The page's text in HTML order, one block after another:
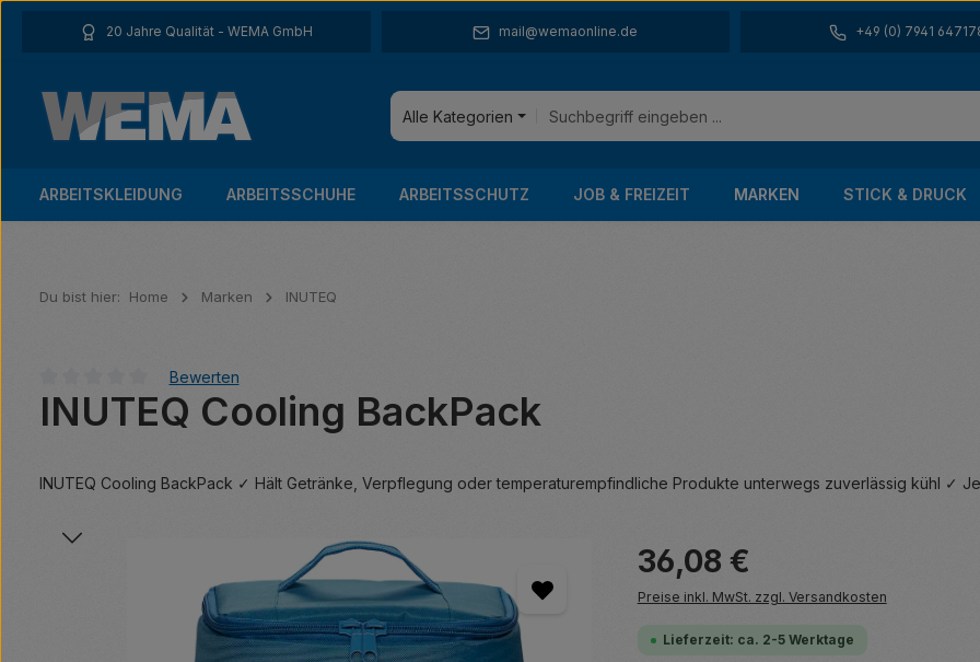
Hauptinhalt springen
Zur Suche springen
Zur Hauptnavigation springen
20 Jahre Qualität - WEMA GmbH mail@wemaonline.de +49 (0) 7941
Alle Kategorien
ARBEITSKLEIDUNG ARBEITSSCHUHE ARBEITSSCHUTZ JOB & FREIZEIT MARKEN STICK & DRUCK
Du bist hier: Home Marken INUTEQ
Durchschnittliche Bewertung von 0 von 5 Sternen
Bewerten
INUTEQ Cooling BackPack
INUTEQ Cooling BackPack ✓ Hält Getränke, Verpflegung oder temperaturempfindliche Produkte unterwegs zuverlässig kühl ✓
Bildergalerie überspringen Regulärer Preis:
36,08 €
Preise inkl. MwSt. zzgl. Versandkosten
Lieferzeit: ca. 2-5 Werktage